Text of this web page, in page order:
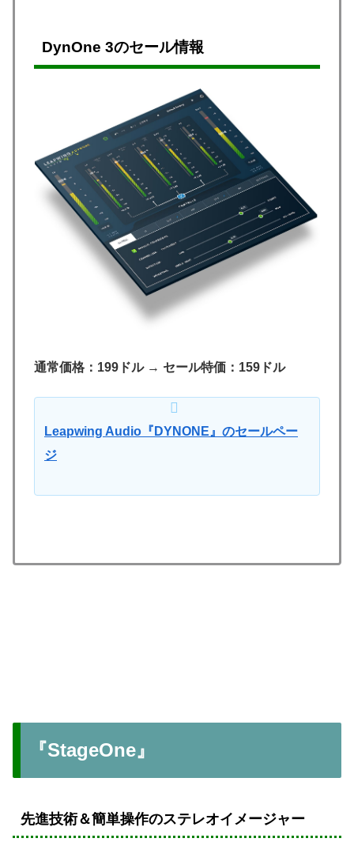
DynOne 3のセール情報
通常価格：199ドル→ セール特価：159ドル
Leapwing Audio『DYNONE』のセールペー
ジ
『StageOne』
先進技術＆簡単操作のステレオイメージャー